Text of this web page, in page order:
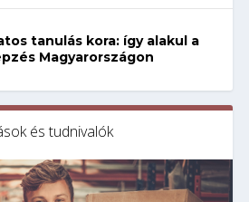
tanulás kora: így alakul a
Magyarországon
és tudnivalók